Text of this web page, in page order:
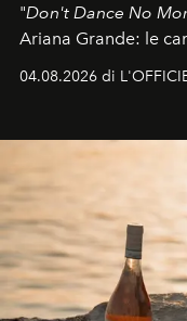
"Don't Dance No
Ariana Grande: le
04.08.2026 di